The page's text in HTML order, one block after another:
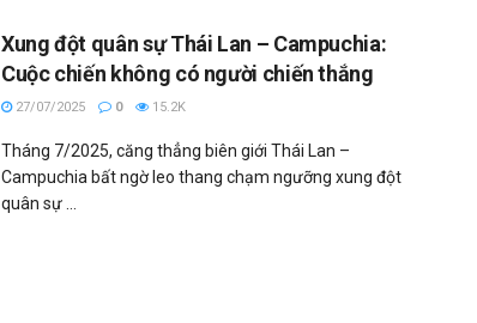
Xung đột quân sự Thái Lan – Campuchia:
Cuộc chiến không có người chiến thắng
27/07/2025 0 15.2K
Tháng 7/2025, căng thẳng biên giới Thái Lan –
Campuchia bất ngờ leo thang chạm ngưỡng xung đột
quân sự ...